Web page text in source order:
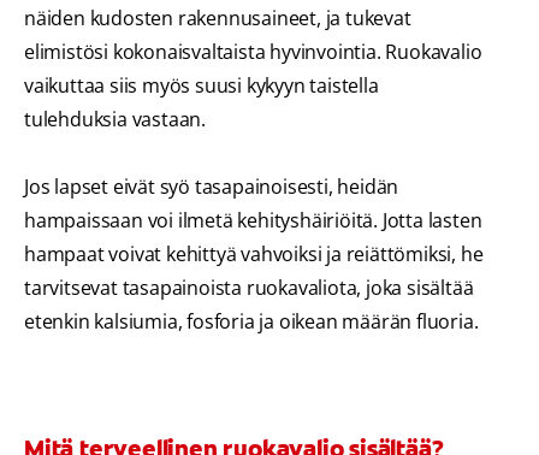
näiden kudosten rakennusaineet, ja tukevat
elimistösi kokonaisvaltaista hyvinvointia. Ruokavalio
vaikuttaa siis myös suusi kykyyn taistella
tulehduksia vastaan.
Jos lapset eivät syö tasapainoisesti, heidän
hampaissaan voi ilmetä kehityshäiriöitä. Jotta lasten
hampaat voivat kehittyä vahvoiksi ja reiättömiksi, he
tarvitsevat tasapainoista ruokavaliota, joka sisältää
etenkin kalsiumia, fosforia ja oikean määrän fluoria.